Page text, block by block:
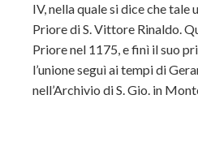
IV, nella quale si dice che tale
Priore di S. Vittore Rinaldo.
Priore nel 1175, e finì il suo
l’unione seguì ai tempi di
nell’Archivio di S. Gio. in